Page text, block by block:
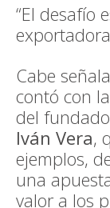
“El desafío
Cabe
contó con
del
Iván Vera,
ejemplos,
una
valor a los